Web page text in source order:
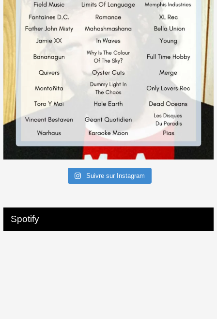
Suivre sur Instagram
Spotify